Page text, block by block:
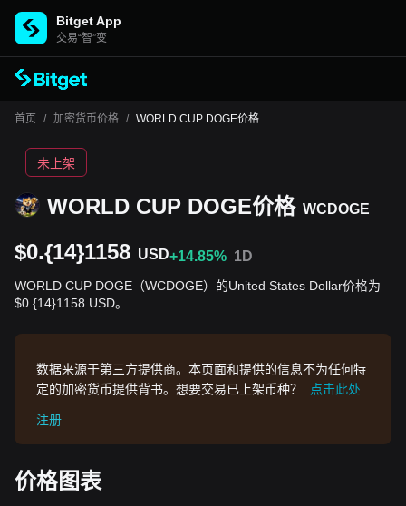
Bitget App
交易“智”变
首页 / 加密货币价格 / WORLD CUP DOGE价格
WORLD CUP DOGE价格 WCDOGE
未上架
$0.{14}1158 USD+14.85% 1D
WORLD CUP DOGE（WCDOGE）的United States Dollar价格为
$0.{14}1158 USD。
数据来源于第三方提供商。本页面和提供的信息不为任何特
定的加密货币提供背书。想要交易已上架币种？
点击此处
注册
价格图表